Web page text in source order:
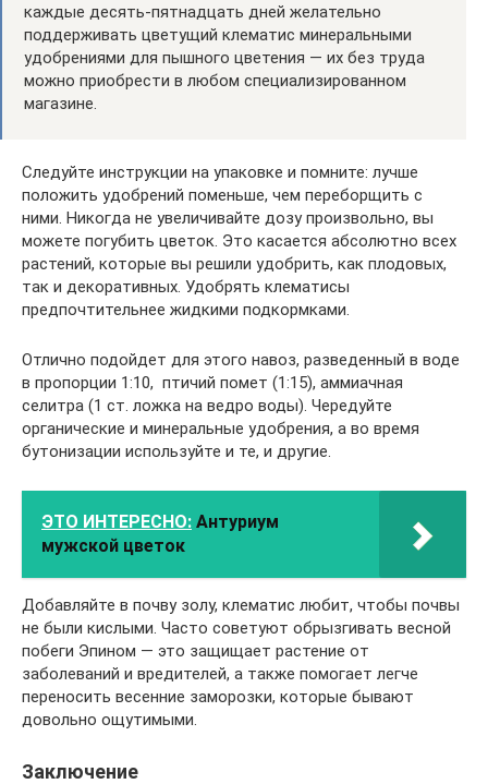
каждые десять-пятнадцать дней желательно
поддерживать цветущий клематис минеральными
удобрениями для пышного цветения — их без труда
можно приобрести в любом специализированном
магазине.
Следуйте инструкции на упаковке и помните: лучше
положить удобрений поменьше, чем переборщить с
ними. Никогда не увеличивайте дозу произвольно, вы
можете погубить цветок. Это касается абсолютно всех
растений, которые вы решили удобрить, как плодовых,
так и декоративных. Удобрять клематисы
предпочтительнее жидкими подкормками.
Отлично подойдет для этого навоз, разведенный в воде
в пропорции 1:10, птичий помет (1:15), аммиачная
селитра (1 ст. ложка на ведро воды). Чередуйте
органические и минеральные удобрения, а во время
бутонизации используйте и те, и другие.
ЭТО ИНТЕРЕСНО: Антуриум
мужской цветок
Добавляйте в почву золу, клематис любит, чтобы почвы
не были кислыми. Часто советуют обрызгивать весной
побеги Эпином — это защищает растение от
заболеваний и вредителей, а также помогает легче
переносить весенние заморозки, которые бывают
довольно ощутимыми.
Заключение